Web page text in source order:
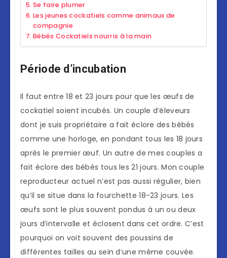
Se faire plumer
Les jeunes cockatiels comme animaux de
compagnie
Bébés Cockatiels nourris à la main
Période d’incubation
Il faut entre 18 et 23 jours pour que les œufs de
cockatiel soient incubés. Un couple d’éleveurs
dont je suis propriétaire a fait éclore des bébés
comme une horloge, en pondant tous les 18 jours
après le premier œuf. Un autre de mes couples a
fait éclore des bébés tous les 21 jours. Mon couple
reproducteur actuel n’est pas aussi régulier, bien
qu’il se situe dans la fourchette 18-23 jours. Les
œufs sont le plus souvent pondus à un ou deux
jours d’intervalle et éclosent dans cet ordre. C’est
pourquoi on voit souvent des poussins de
différentes tailles au sein d’une même couvée.